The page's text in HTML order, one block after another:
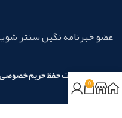
عضو خبرنامه نگین سنتر
مطابق باسیاست حفظ حریم0